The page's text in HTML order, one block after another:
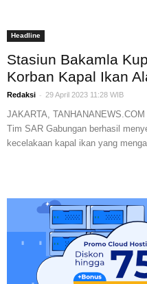
Headline
Stasiun Bakamla
Korban Kapal Ikan
Redaksi - 29 April 2023 11:28 WIB
JAKARTA,
Tim SAR Gabungan berhasil
kecelakaan kapal ikan yang